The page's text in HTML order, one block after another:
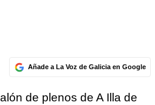
Añade a La Voz de Galicia en Google
de plenos de A Illa de